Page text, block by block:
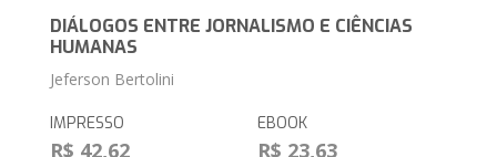
DIÁLOGOS ENTRE JORNALISMO E CIÊNCIAS
HUMANAS
Jeferson Bertolini
IMPRESSO
R$ 42,62
EBOOK
R$ 23,63